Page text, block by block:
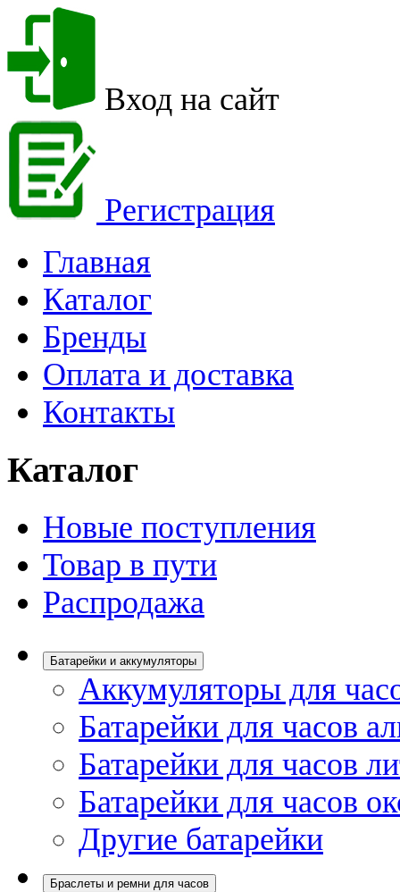
Вход на сайт
Регистрация
Главная
Каталог
Бренды
Оплата и доставка
Контакты
Каталог
Новые поступления
Товар в пути
Распродажа
Батарейки и аккумуляторы
Аккумуляторы для
Батарейки для часов
Батарейки для часов
Батарейки для часов
Другие батарейки
Браслеты и ремни для часов